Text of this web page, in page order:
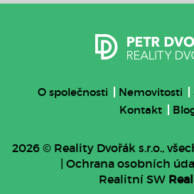
O společnosti Nemovitosti
Kontakt
2026 © Reality Dvořák s.r.o.,
Ochrana osobních
Realitní SW Real